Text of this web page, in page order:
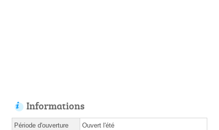
Informations
Période d'ouverture Ouvert l'été